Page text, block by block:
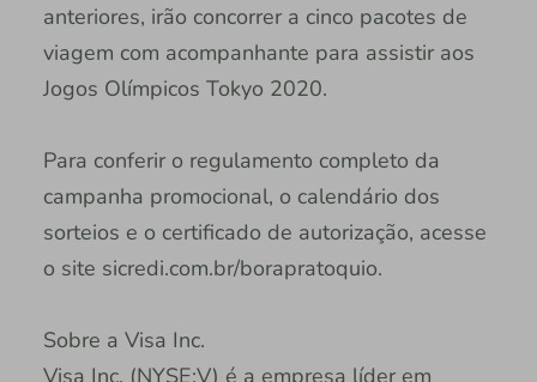
anteriores, irão concorrer a cinco pacotes de
viagem com acompanhante para assistir aos
Jogos Olímpicos Tokyo 2020.
Para conferir o regulamento completo da
campanha promocional, o calendário dos
sorteios e o certificado de autorização, acesse
o site sicredi.com.br/borapratoquio.
Sobre a Visa Inc.
Visa Inc. (NYSE:V) é a empresa líder em